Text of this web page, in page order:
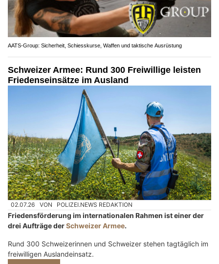
Piaggio Center Szummer: Exklusive Vespa-Modelle und Raritäten in Winterthur ZH
AATS-Group: Sicherheit, Schiesskurse, Waffen und taktische Ausrüstung
Schweizer Armee: Rund 300 Freiwillige leisten
Friedenseinsätze im Ausland